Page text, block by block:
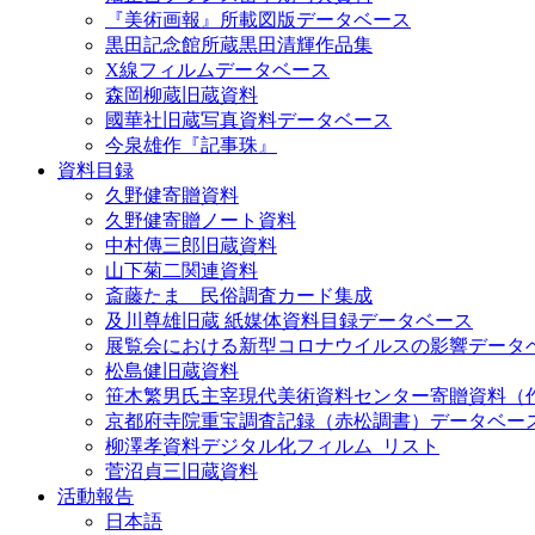
『美術画報』所載図版データベース
黒田記念館所蔵黒田清輝作品集
X線フィルムデータベース
森岡柳蔵旧蔵資料
國華社旧蔵写真資料データベース
今泉雄作『記事珠』
資料目録
久野健寄贈資料
久野健寄贈ノート資料
中村傳三郎旧蔵資料
山下菊二関連資料
斎藤たま 民俗調査カード集成
及川尊雄旧蔵 紙媒体資料目録データベース
展覧会における新型コロナウイルスの影響データ
松島健旧蔵資料
笹木繁男氏主宰現代美術資料センター寄贈資料（
京都府寺院重宝調査記録（赤松調書）データベー
柳澤孝資料デジタル化フィルム_リスト
菅沼貞三旧蔵資料
活動報告
日本語